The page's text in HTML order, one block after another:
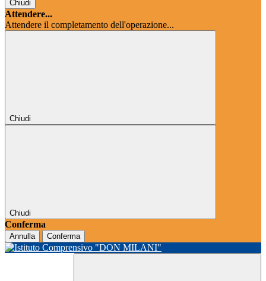
Chiudi
Attendere...
Attendere il completamento dell'operazione...
Chiudi
Chiudi
Conferma
Annulla Conferma